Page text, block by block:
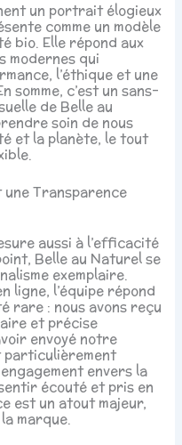
un portrait élogieux
comme un modèle
bio. Elle répond aux
modernes qui
l’éthique et une
somme, c’est un sans-
de Belle au
soin de nous
et la planète, le tout
une Transparence
aussi à l’efficacité
Belle au Naturel se
exemplaire.
ligne, l’équipe répond
rare : nous avons reçu
et précise
envoyé notre
particulièrement
envers la
écouté et pris en
est un atout majeur,
marque.